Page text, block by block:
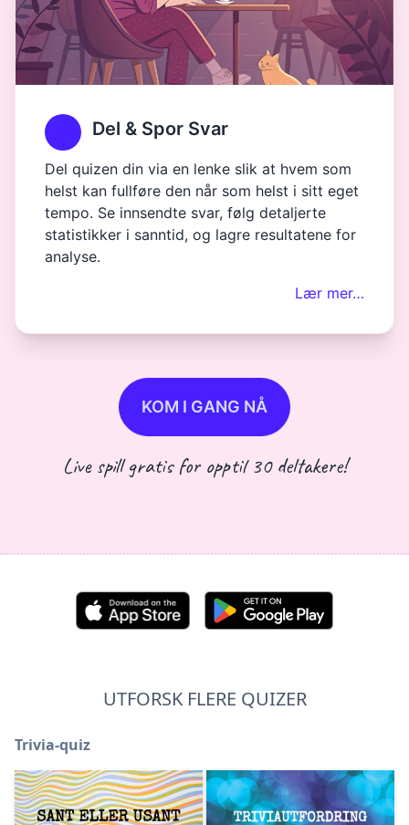
Del & Spor Svar
Del quizen din via en lenke slik at hvem som
helst kan fullføre den når som helst i sitt eget
tempo. Se innsendte svar, følg detaljerte
statistikker i sanntid, og lagre resultatene for
analyse.
Lær mer…
KOM I GANG NÅ
Live spill gratis for opptil 30 deltakere!
UTFORSK FLERE QUIZER
Trivia-quiz